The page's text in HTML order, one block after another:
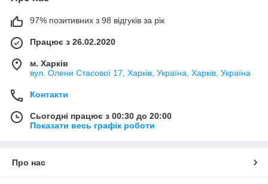
97% позитивних з 98 відгуків за рік
Працює з 26.02.2020
м. Харків
вул. Олени Стасової 17, Харків, Україна, Харків, Україна
Контакти
Сьогодні працює з 00:30 до 20:00
Показати весь графік роботи
Про нас